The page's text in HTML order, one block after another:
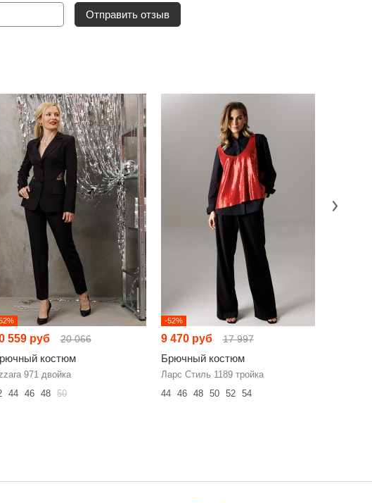
Отправить отзыв
559 руб 20 066
костюм
971 двойка
44 46 48 50
-52%
9 470 руб 17 997
Брючный костюм
Ларс Стиль 1189 тройка
44
46 48 50 52 54